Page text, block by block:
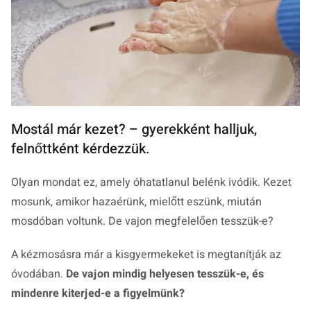
Mostál már kezet? – gyerekként halljuk,
felnőttként kérdezzük.
Olyan mondat ez, amely óhatatlanul belénk ivódik. Kezet
mosunk, amikor hazaérünk, mielőtt eszünk, miután
mosdóban voltunk. De vajon megfelelően tesszük-e?
A kézmosásra már a kisgyermekeket is megtanítják az
óvodában. De vajon mindig helyesen tesszük-e, és
mindenre kiterjed-e a figyelmünk?